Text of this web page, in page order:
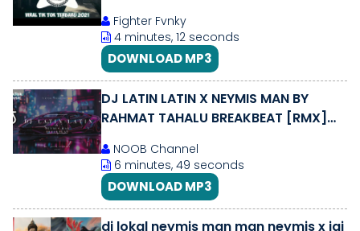
Fighter Fvnky
4 minutes, 12 seconds
DOWNLOAD MP3
DJ LATIN LATIN X NEYMIS MAN BY
RAHMAT TAHALU BREAKBEAT [RMX]
NOOB Channel
6 minutes, 49 seconds
DOWNLOAD MP3
dj lokal neymis man man neymis x jai